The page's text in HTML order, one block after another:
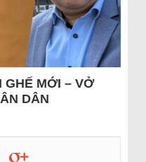
GHẾ MỚI – VỞ
DÂN